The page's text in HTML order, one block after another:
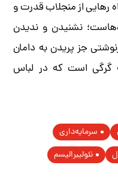
رهایی از منجلاب قدرت و
نشنیدن و ندیدن
جز پریدن به دامان
گرگی است که در لباس
سرمایه‌دارى
نئوليبراليسم